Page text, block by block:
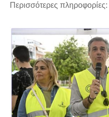
Περισσότερες πληροφορίες: